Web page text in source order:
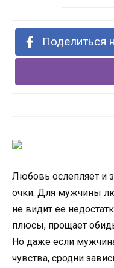
Поделиться
Любовь ослепляет и
очки. Для мужчины
не видит ее
плюсы, прощает
Но даже если
чувства, сродни